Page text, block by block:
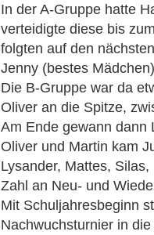
In der A-Gruppe hatte
verteidigte diese bis
folgten auf den
Jenny (bestes
Die B-Gruppe war da
Oliver an die Spitze,
Am Ende gewann dann
Oliver und Martin kam
Lysander, Mattes,
Zahl an Neu- und
Mit Schuljahresbeginn
Nachwuchsturnier in